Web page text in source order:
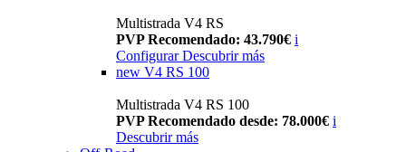
Multistrada V4 RS
PVP Recomendado: 43.790€ i
ConfigurarDescubrir más
new V4 RS 100
Multistrada V4 RS 100
PVP Recomendado desde: 78.000€ i
Descubrir más